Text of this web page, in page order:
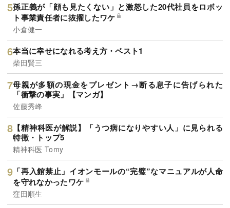
孫正義が「顔も見たくない」と激怒した20代社員をロボッ
ト事業責任者に抜擢したワケ
小倉健一
本当に幸せになれる考え方・ベスト1
柴田賢三
母親が多額の現金をプレゼント→断る息子に告げられた
「衝撃の事実」【マンガ】
佐藤秀峰
【精神科医が解説】「うつ病になりやすい人」に見られる
特徴・トップ5
精神科医 Tomy
「再入館禁止」イオンモールの“完璧”なマニュアルが人命
を守れなかったワケ
窪田順生